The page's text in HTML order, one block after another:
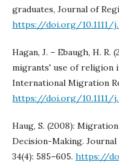
graduates, Journal of
https://doi.org/10.1111/
Hagan, J. – Ebaugh, H. R.
migrants' use of religion
International Migration
https://doi.org/10.1111/
Haug, S. (2008):
Decision-Making.
34(4): 585–605. https://